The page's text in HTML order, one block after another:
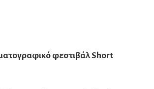
φεστιβάλShort